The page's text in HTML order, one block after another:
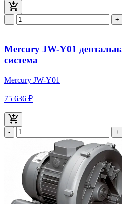
- +
Mercury JW-Y01
система
Mercury JW-Y01
75 636 ₽
- +